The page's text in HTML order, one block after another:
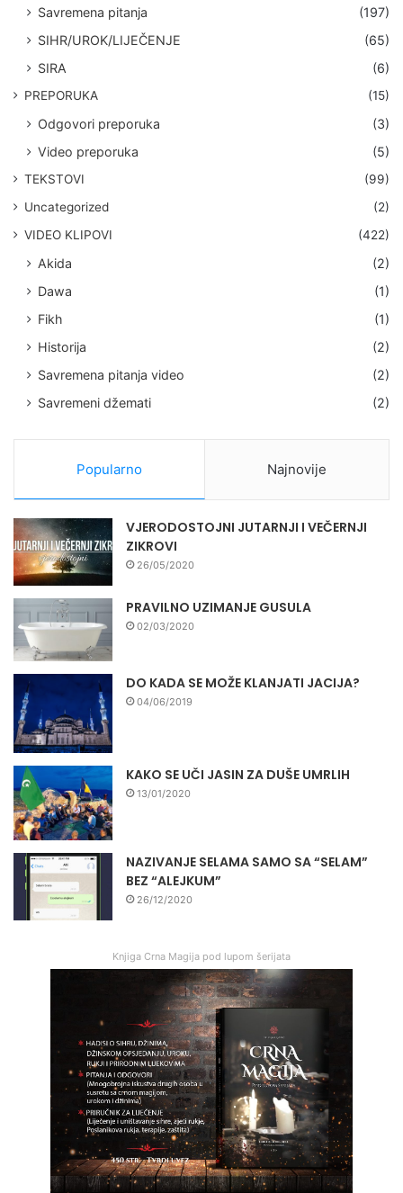
Savremena pitanja
(197)
SIHR/UROK/LIJEČENJE
(65)
SIRA
(6)
PREPORUKA (15)
Odgovori preporuka
(3)
Video preporuka
(5)
TEKSTOVI
(99)
Uncategorized
(2)
VIDEO KLIPOVI
(422)
Akida
(2)
Dawa
(1)
Fikh
(1)
Historija
(2)
Savremena pitanja video
(2)
Savremeni džemati
(2)
Popularno Najnovije
VJERODOSTOJNI JUTARNJI I VEČERNJI
ZIKROVI
26/05/2020
PRAVILNO UZIMANJE GUSULA
02/03/2020
DO KADA SE MOŽE KLANJATI JACIJA?
04/06/2019
KAKO SE UČI JASIN ZA DUŠE UMRLIH
13/01/2020
NAZIVANJE SELAMA SAMO SA “SELAM”
BEZ “ALEJKUM”
26/12/2020
Knjiga Crna Magija pod lupom šerijata